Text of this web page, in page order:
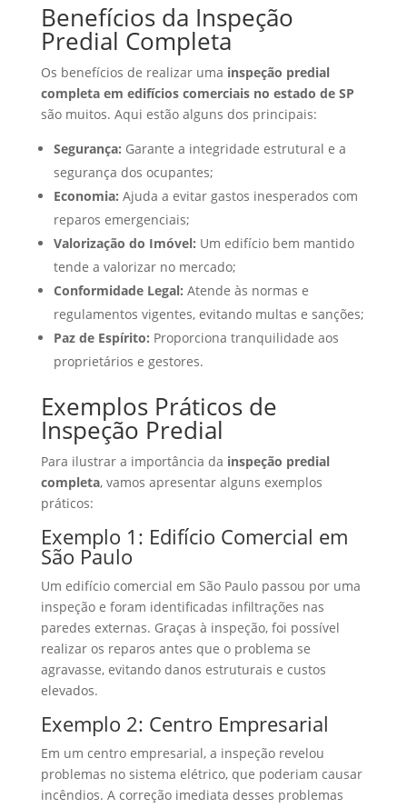
Benefícios da Inspeção
Predial Completa
Os benefícios de realizar uma inspeção predial
completa em edifícios comerciais no estado de SP
são muitos. Aqui estão alguns dos principais:
Segurança: Garante a integridade estrutural e a
segurança dos ocupantes;
Economia: Ajuda a evitar gastos inesperados com
reparos emergenciais;
Valorização do Imóvel: Um edifício bem mantido
tende a valorizar no mercado;
Conformidade Legal: Atende às normas e
regulamentos vigentes, evitando multas e sanções;
Paz de Espírito: Proporciona tranquilidade aos
proprietários e gestores.
Exemplos Práticos de
Inspeção Predial
Para ilustrar a importância da inspeção predial
completa, vamos apresentar alguns exemplos
práticos:
Exemplo 1: Edifício Comercial em
São Paulo
Um edifício comercial em São Paulo passou por uma
inspeção e foram identificadas infiltrações nas
paredes externas. Graças à inspeção, foi possível
realizar os reparos antes que o problema se
agravasse, evitando danos estruturais e custos
elevados.
Exemplo 2: Centro Empresarial
Em um centro empresarial, a inspeção revelou
problemas no sistema elétrico, que poderiam causar
incêndios. A correção imediata desses problemas